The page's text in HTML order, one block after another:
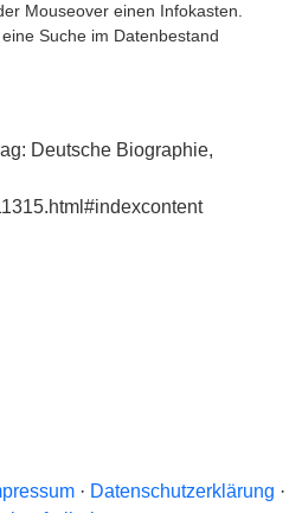
Mouseover einen Infokasten.
Suche im Datenbestand
Deutsche Biographie,
· Datenschutzerklärung ·